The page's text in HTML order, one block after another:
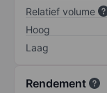
Relatief volume
Hoog
Laag
Rendement